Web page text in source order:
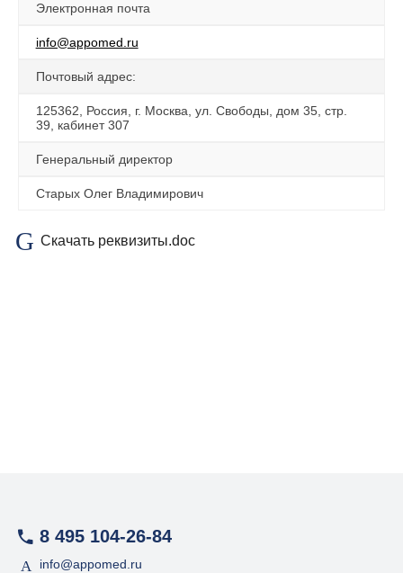
Электронная почта
info@appomed.ru
Почтовый адрес:
125362, Россия, г. Москва, ул. Свободы, дом 35, стр.
39, кабинет 307
Генеральный директор
Старых Олег Владимирович
Скачать реквизиты.doc
8 495 104-26-84
info@appomed.ru